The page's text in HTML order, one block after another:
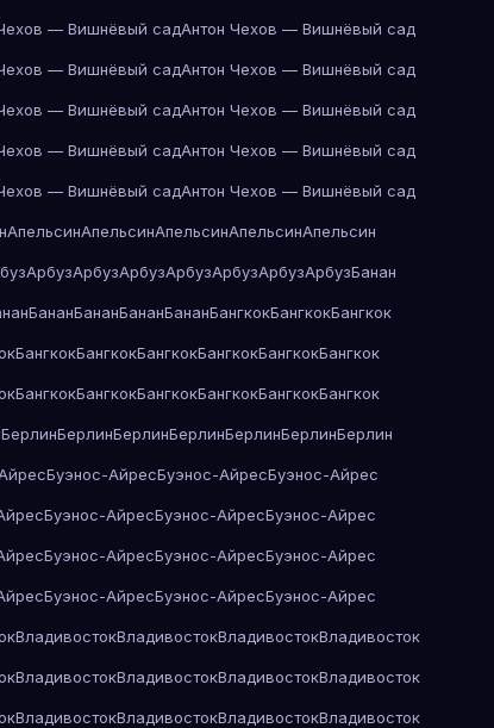
— Вишнёвый садАнтон Чехов — Вишнёвый сад
— Вишнёвый садАнтон Чехов — Вишнёвый сад
— Вишнёвый садАнтон Чехов — Вишнёвый сад
— Вишнёвый садАнтон Чехов — Вишнёвый сад
— Вишнёвый садАнтон Чехов — Вишнёвый сад
АпельсинАпельсинАпельсинАпельсинАпельсин
АрбузАрбузАрбузАрбузАрбузАрбузАрбузБанан
БананБананБананБананБангкокБангкокБангкок
БангкокБангкокБангкокБангкокБангкокБангкок
БангкокБангкокБангкокБангкокБангкокБангкок
БерлинБерлинБерлинБерлинБерлинБерлинБерлин
Буэнос-АйресБуэнос-АйресБуэнос-Айрес
Буэнос-АйресБуэнос-АйресБуэнос-Айрес
Буэнос-АйресБуэнос-АйресБуэнос-Айрес
Буэнос-АйресБуэнос-АйресБуэнос-Айрес
ВладивостокВладивостокВладивостокВладивосток
ВладивостокВладивостокВладивостокВладивосток
ВладивостокВладивостокВладивостокВладивосток